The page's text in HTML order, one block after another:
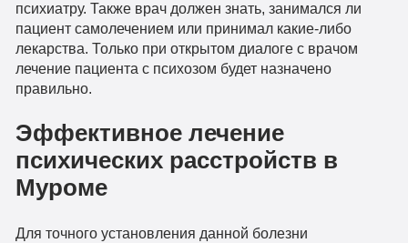
психиатру. Также врач должен знать, занимался ли
пациент самолечением или принимал какие-либо
лекарства. Только при открытом диалоге с врачом
лечение пациента с психозом будет назначено
правильно.
Эффективное лечение
психических расстройств в
Муроме
Для точного установления данной болезни